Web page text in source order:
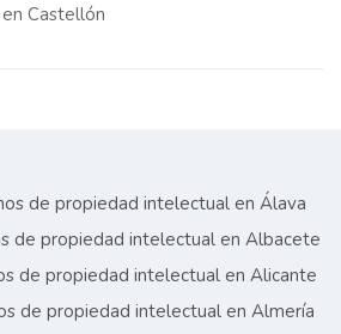
Castellón
de propiedad intelectual en Álava
de propiedad intelectual en Albacete
de propiedad intelectual en Alicante
de propiedad intelectual en Almería